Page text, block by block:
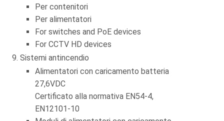
Per contenitori
Per alimentatori
For switches and PoE devices
For CCTV HD devices
Sistemi antincendio
Alimentatori con caricamento batteria
27,6VDC
Certificato alla normativa EN54-4,
EN12101-10